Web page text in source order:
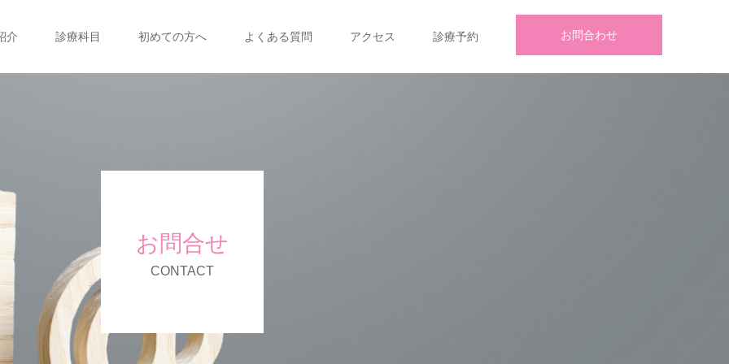
お問合わせ
介 診療科目 初めての方へ よくある質問 アクセス 診療予約
お問合せ
CONTACT